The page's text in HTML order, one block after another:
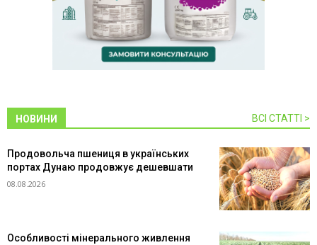
НОВИНИ ВСІ СТАТТІ >
Продовольча пшениця в українських
портах Дунаю продовжує дешевшати
08.08.2026
Особливості мінерального живлення